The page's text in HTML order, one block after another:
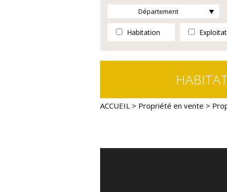
Département
Habitation
ACCUEIL > Propriété en vente >